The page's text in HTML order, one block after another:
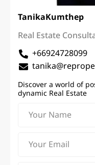
TanikaKumthep
Real Estate
+66924728099
Discover a world of
dynamic Real Estate